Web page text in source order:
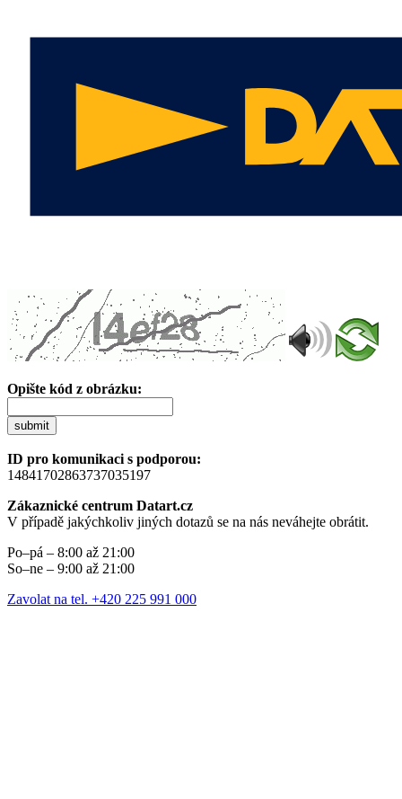
Opište kód z obrázku:
submit
ID pro komunikaci s podporou:
14841702863737035197
Zákaznické centrum Datart.cz
V případě jakýchkoliv jiných dotazů se na nás neváhejte obrátit.
Po–pá – 8:00 až 21:00
So–ne – 9:00 až 21:00
Zavolat na tel. +420 225 991 000